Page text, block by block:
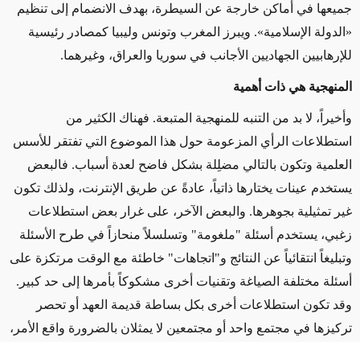
جميعها في أماكن خارجة عن السيطرة، بهدف الانضمام إلى تنظيم
«الدولة الإسلامية». ويبرز المغرب وتونس وليبيا كمصادر رئيسية
للإرهابيين الجهاديين الأجانب في سوريا والعراق، وغيرهما.
المنهجية هي ذات أهمية
وأخيراً، لا بد من التنبه للمنهجية المتبعة. فهناك الكثير من
استطلاعات الرأي المزعومة حول هذا الموضوع التي تفتقر للأسس
العلمية وتكون بالتالي مضلِلة بشكل فاضح لعدة أسباب. فالبعض
يستخدم عينات يختارها ذاتياً، عادةً عن طريق الإنترنت، ولذلك تكون
غير تمثيلية بجوهرها. والبعض الآخر، على غرار بعض استطلاعات
زغبي، يستخدم أسئلة "ملغومة" وتسلسلاً منحازاً في طرح الأسئلة
وتبليغاً انتقائياً عن النتائج و"اتجاهات" خاطئة مع الوقت مرتكزة على
أسئلة مختلفة الصياغة وتقنيات أخرى مشكوكاً بأمرها إلى حد كبير.
وقد تكون استطلاعات أخرى بكل بساطة قديمة العهد أو تحصر
تركيزها في مجتمع واحد أو مجتمعين لا يمثلان بالضرورة واقع الأمر،